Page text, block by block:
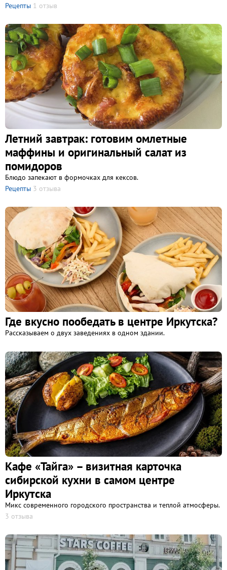
Рецепты 1 отзыв
Летний завтрак: готовим омлетные
маффины и оригинальный салат из
помидоров
Блюдо запекают в формочках для кексов.
Рецепты 3 отзыва
Где вкусно пообедать в центре Иркутска?
Рассказываем о двух заведениях в одном здании.
Кафе «Тайга» – визитная карточка
сибирской кухни в самом центре
Иркутска
Микс современного городского пространства и теплой атмосферы.
3 отзыва